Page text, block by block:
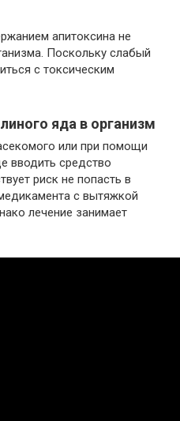
апитоксина не
Поскольку слабый
с токсическим
яда в организм
или при помощи
вводить средство
риск не попасть в
с вытяжкой
лечение занимает